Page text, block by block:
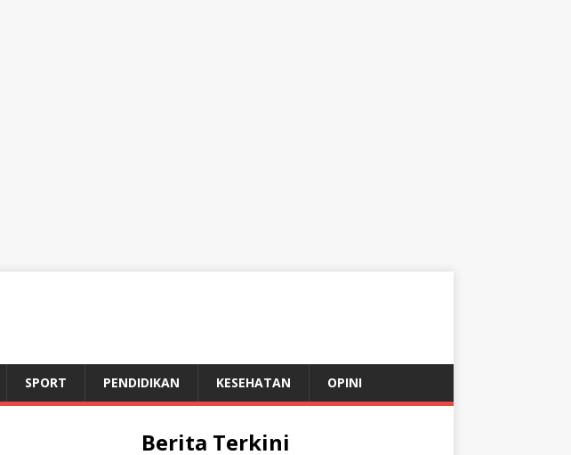
SPORT PENDIDIKAN KESEHATAN OPINI
Berita Terkini